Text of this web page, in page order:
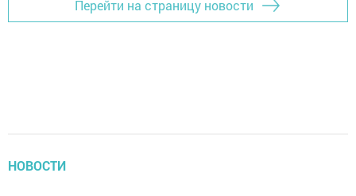
Перейти на страницу новости
НОВОСТИ